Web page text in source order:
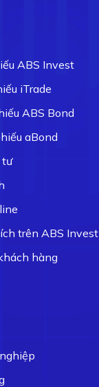
ABS Invest
iTrade
ABS Bond
aBond
tư
trên ABS Invest
hàng